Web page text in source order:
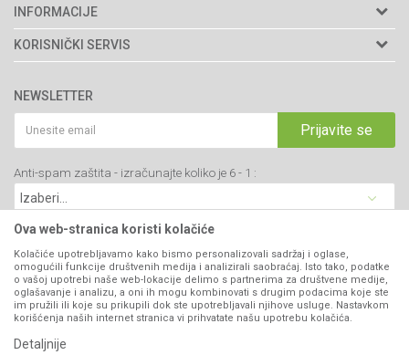
Agromarket doo
Adresa: Kraljevačkog bataljona 235/2
34000 Kragujevac, Srbija
webshop@agromarket.rs
PIB: 102135221
Matični broj: 07593252
INFORMACIJE
O nama
Prodavnice
Brendovi
Katalozi
Blog
Najčešća pitanja
KORISNIČKI SERVIS
Politika privatnosti
Kako kupiti
Isporuka
Click & Collect
Načini plaćanja
Plaćanje karticama
Web kredit Raiffeisen banke
Pravo na odustajanje
Reklamacije
NEWSLETTER
Prijavite se
Anti-spam zaštita - izračunajte koliko je 6 - 1 :
VIBER I SMS NEWSLETTER
Prijavite se
PRATITE NAS
Ova web-stranica koristi kolačiće
Kolačiće upotrebljavamo kako bismo personalizovali sadržaj i oglase,
omogućili funkcije društvenih medija i analizirali saobraćaj. Isto tako, podatke
o vašoj upotrebi naše web-lokacije delimo s partnerima za društvene medije,
oglašavanje i analizu, a oni ih mogu kombinovati s drugim podacima koje ste
im pružili ili koje su prikupili dok ste upotrebljavali njihove usluge. Nastavkom
korišćenja naših internet stranica vi prihvatate našu upotrebu kolačića.
Detaljnije